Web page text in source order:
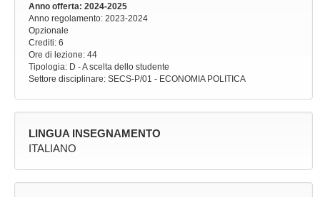
Anno offerta: 2024-2025
Anno regolamento: 2023-2024
Opzionale
Crediti: 6
Ore di lezione: 44
Tipologia: D - A scelta dello studente
Settore disciplinare: SECS-P/01 - ECONOMIA POLITICA
LINGUA INSEGNAMENTO
ITALIANO